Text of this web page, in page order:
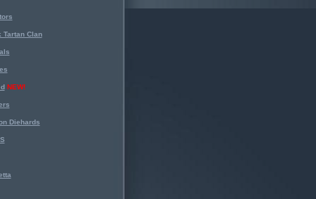
Tartan Clan
NEW!
Diehards